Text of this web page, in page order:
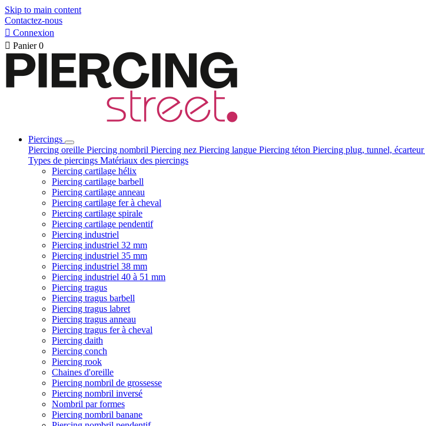
Skip to main content
Contactez-nous
 Connexion
 Panier 0
Piercings
Piercing oreille Piercing nombril Piercing nez Piercing langue Piercing téton Piercing plug, tunnel, écarteur
Types de piercings Matériaux des piercings
Piercing cartilage hélix
Piercing cartilage barbell
Piercing cartilage anneau
Piercing cartilage fer à cheval
Piercing cartilage spirale
Piercing cartilage pendentif
Piercing industriel
Piercing industriel 32 mm
Piercing industriel 35 mm
Piercing industriel 38 mm
Piercing industriel 40 à 51 mm
Piercing tragus
Piercing tragus barbell
Piercing tragus labret
Piercing tragus anneau
Piercing tragus fer à cheval
Piercing daith
Piercing conch
Piercing rook
Chaines d'oreille
Piercing nombril de grossesse
Piercing nombril inversé
Nombril par formes
Piercing nombril banane